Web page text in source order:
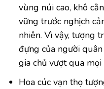
vùng núi cao, khô
vững trước nghịch
nhiên. Vì vậy, tượng
đựng của người
gia chủ vượt qua
Hoa cúc vạn thọ